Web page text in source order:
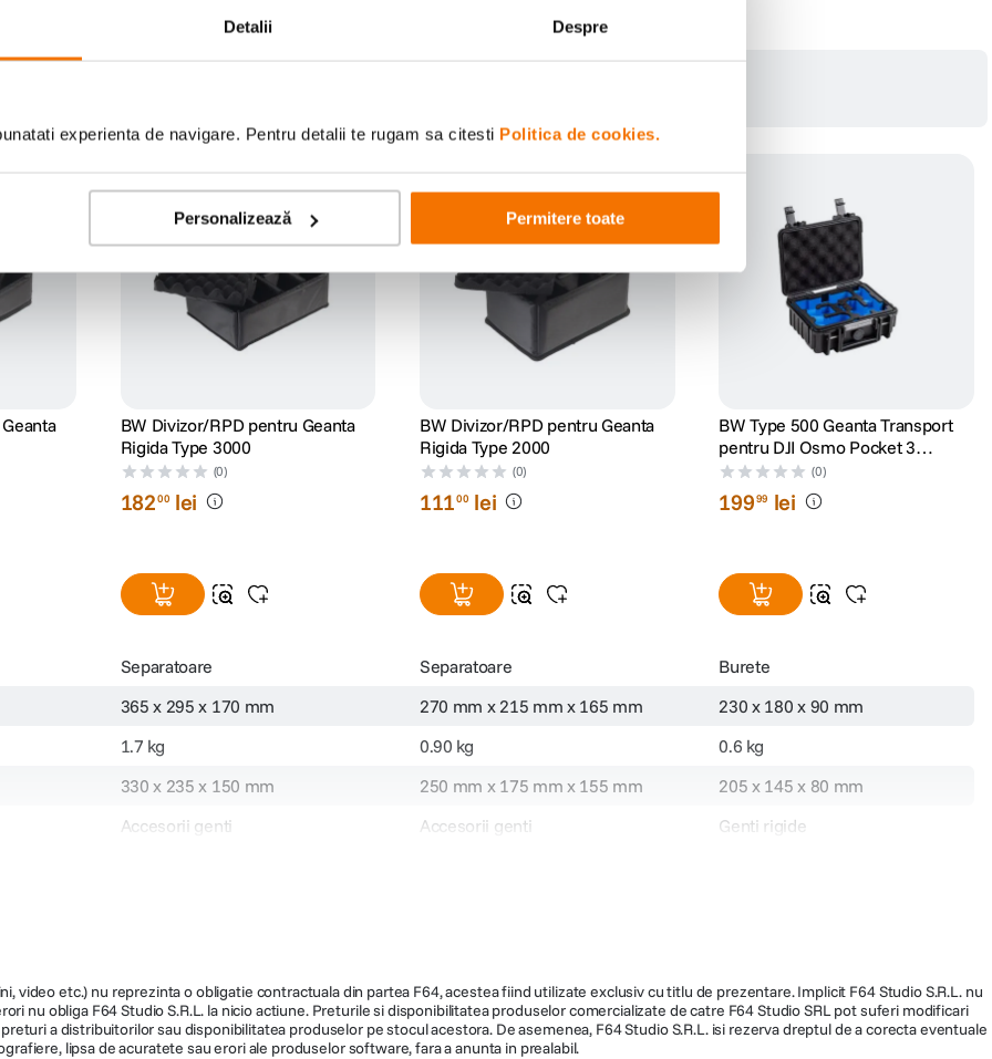
Detalii Despre
experienta de navigare. Pentru detalii te rugam sa citesti Politica de cookies.
Personalizează Permitere toate
BW Divizor/RPD pentru Geanta
Rigida Type 3000
(0)
18200 lei
BW Divizor/RPD pentru Geanta
Rigida Type 2000
(0)
11100 lei
BW Type 500 Geanta Transport
pentru DJI Osmo Pocket 3
Creator Combo Negru
(0)
19999 lei
Separatoare Separatoare
Burete
365 x 295 x 170 mm 270 mm x 215 mm x 165 mm
230 x 180 x 90 mm
1.7 kg 0.90 kg
0.6 kg
330 x 235 x 150 mm 250 mm x 175 mm x 155 mm
205 x 145 x 80 mm
Accesorii genti Accesorii genti
Genti rigide
video etc.) nu reprezinta o obligatie contractuala din partea F64, acestea fiind utilizate exclusiv cu titlu de prezentare. Implicit F64 Studio S.R.L. nu
nu obliga F64 Studio S.R.L. la nicio actiune. Preturile si disponibilitatea produselor comercializate de catre F64 Studio SRL pot suferi modificari
a distribuitorilor sau disponibilitatea produselor pe stocul acestora. De asemenea, F64 Studio S.R.L. isi rezerva dreptul de a corecta eventuale
lipsa de acuratete sau erori ale produselor software, fara a anunta in prealabil.